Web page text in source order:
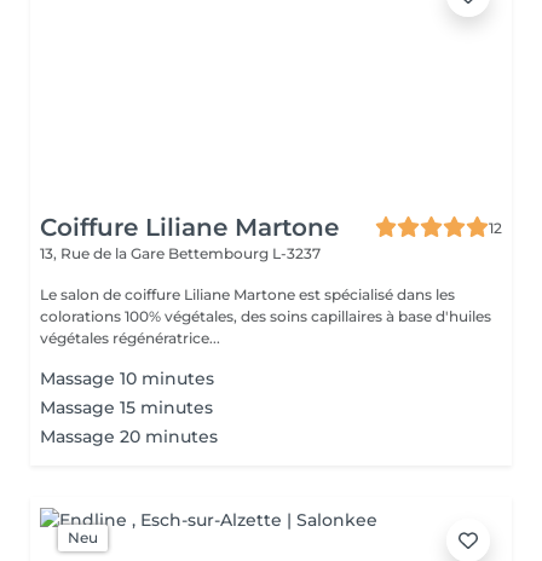
Coiffure Liliane Martone
12
13, Rue de la Gare Bettembourg L-3237
Le salon de coiffure Liliane Martone est spécialisé dans les
colorations 100% végétales, des soins capillaires à base d'huiles
végétales régénératrice...
Massage 10 minutes
Massage 15 minutes
Massage 20 minutes
Neu